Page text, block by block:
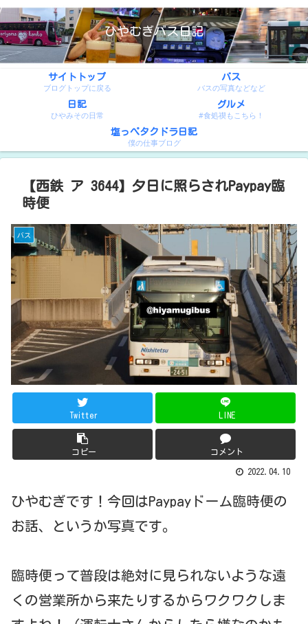
ひやむぎバス日記
サイトトップ
ブログトップに戻る
バス
バスの写真などなど
日記
ひやみその日常
グルメ
#食処禊もこちら！
塩っぺタクドラ日記
僕の仕事ブログ
【西鉄 ア 3644】夕日に照らされPaypay臨
時便
バス
Twitter LINE
コピー コメント
2022.04.10
ひやむぎです！今回はPaypayドーム臨時便の
お話、というか写真です。
臨時便って普段は絶対に見られないような遠
くの営業所から来たりするからワクワクしま